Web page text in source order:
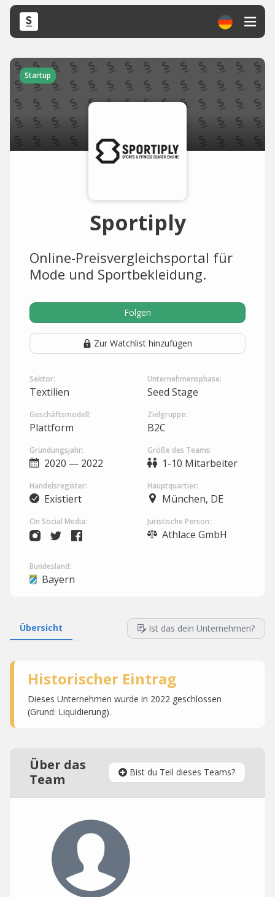
Startup
Sportiply
Online-Preisvergleichsportal für
Mode und Sportbekleidung.
Folgen
Zur Watchlist hinzufügen
Sektor:
Textilien
Unternehmensphase:
Seed Stage
Geschäftsmodell:
Plattform
Zielgruppe:
B2C
Gründungsjahr:
2020 — 2022
Größe des Teams:
1-10 Mitarbeiter
Handelsregister:
Existiert
Hauptquartier:
München, DE
On Social Media: Juristische Person:
Athlace GmbH
Bundesland:
Bayern
Übersicht Ist das dein Unternehmen?
Historischer Eintrag
Dieses Unternehmen wurde in 2022 geschlossen
(Grund: Liquidierung).
Über das
Team
Bist du Teil dieses Teams?